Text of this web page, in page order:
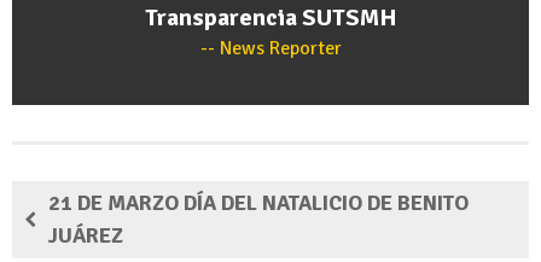
Transparencia SUTSMH
News Reporter
21 DE MARZO DÍA DEL NATALICIO DE BENITO
JUÁREZ